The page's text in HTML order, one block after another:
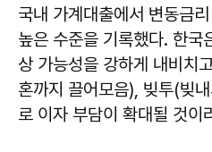
국내 가계대출에서 변동금
높은 수준을 기록했다. 한국
상 가능성을 강하게 내비치
혼까지 끌어모음), 빚투(빚
로 이자 부담이 확대될 것이